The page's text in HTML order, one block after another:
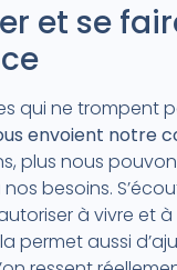
et se
qui ne trompent
envoient notre
plus nous
besoins.
à vivre et
permet aussi